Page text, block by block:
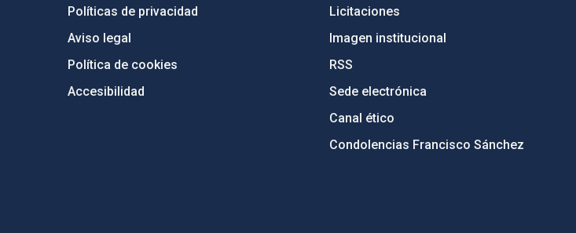
Políticas de privacidad
Aviso legal
Política de cookies
Accesibilidad
Licitaciones
Imagen institucional
RSS
Sede electrónica
Canal ético
Condolencias Francisco Sánchez